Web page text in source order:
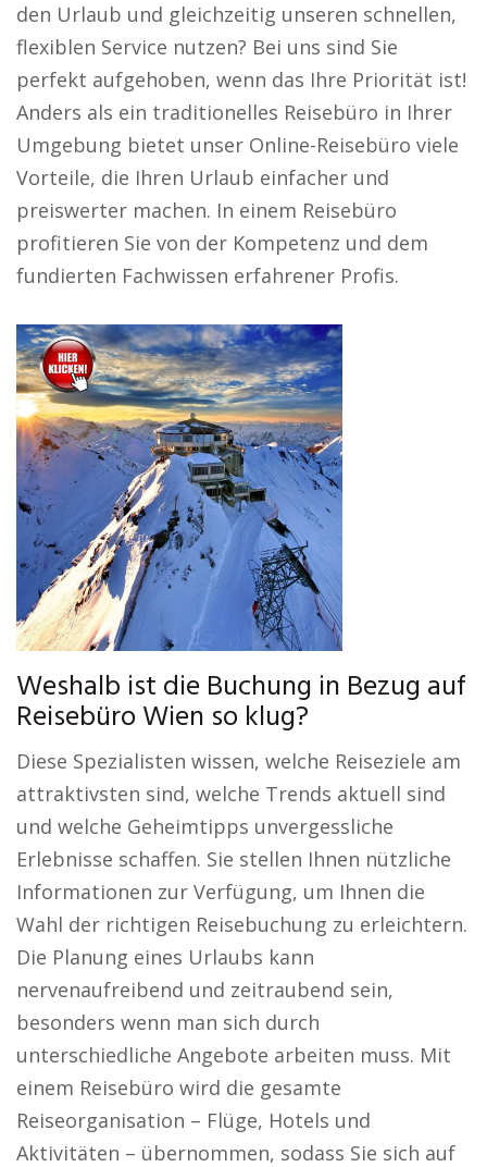
den Urlaub und gleichzeitig unseren schnellen,
flexiblen Service nutzen? Bei uns sind Sie
perfekt aufgehoben, wenn das Ihre Priorität ist!
Anders als ein traditionelles Reisebüro in Ihrer
Umgebung bietet unser Online-Reisebüro viele
Vorteile, die Ihren Urlaub einfacher und
preiswerter machen. In einem Reisebüro
profitieren Sie von der Kompetenz und dem
fundierten Fachwissen erfahrener Profis.
Weshalb ist die Buchung in Bezug auf
Reisebüro Wien so klug?
Diese Spezialisten wissen, welche Reiseziele am
attraktivsten sind, welche Trends aktuell sind
und welche Geheimtipps unvergessliche
Erlebnisse schaffen. Sie stellen Ihnen nützliche
Informationen zur Verfügung, um Ihnen die
Wahl der richtigen Reisebuchung zu erleichtern.
Die Planung eines Urlaubs kann
nervenaufreibend und zeitraubend sein,
besonders wenn man sich durch
unterschiedliche Angebote arbeiten muss. Mit
einem Reisebüro wird die gesamte
Reiseorganisation – Flüge, Hotels und
Aktivitäten – übernommen, sodass Sie sich auf